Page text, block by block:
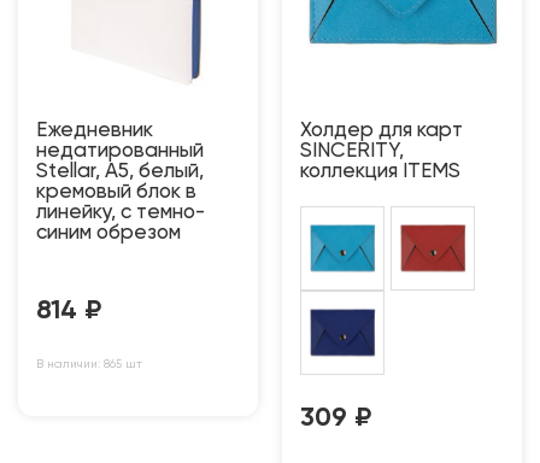
Ежедневник
недатированный
Stellar, А5, белый,
кремовый блок в
линейку, с темно-
синим обрезом
814 ₽
В наличии: 865 шт
Холдер для карт
SINCERITY,
коллекция ITEMS
309 ₽